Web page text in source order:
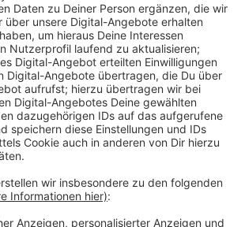
also ein leichter Trend zu erkennen.
sind aber auch andere
NRW betroffen, zeigen die